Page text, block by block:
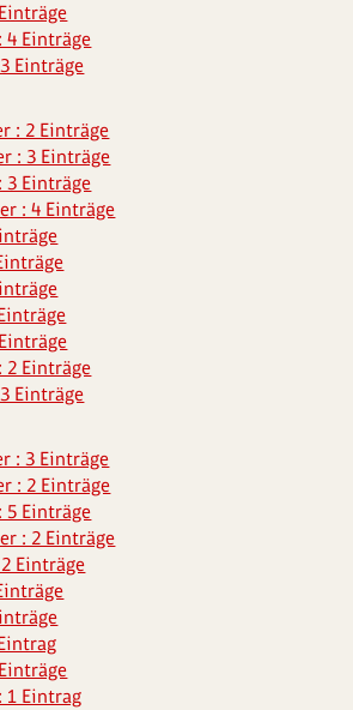
4 Einträge
Einträge
: 2 Einträge
: 3 Einträge
3 Einträge
: 4 Einträge
2 Einträge
Einträge
: 3 Einträge
: 2 Einträge
5 Einträge
: 2 Einträge
Einträge
1 Eintrag